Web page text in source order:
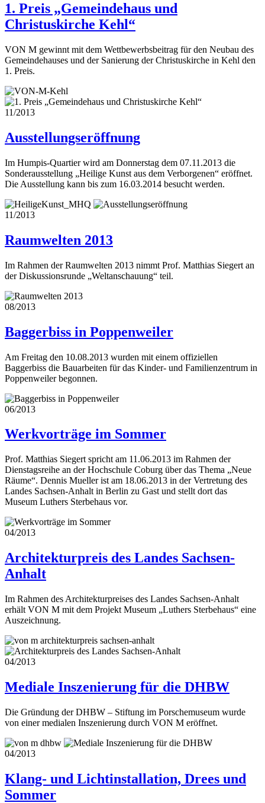
1. Preis „Gemeindehaus und
Christuskirche Kehl“
VON M gewinnt mit dem Wettbewerbsbeitrag für den Neubau des
Gemeindehauses und der Sanierung der Christuskirche in Kehl den
1. Preis.
11/2013
Ausstellungseröffnung
Im Humpis-Quartier wird am Donnerstag dem 07.11.2013 die
Sonderausstellung „Heilige Kunst aus dem Verborgenen“ eröffnet.
Die Ausstellung kann bis zum 16.03.2014 besucht werden.
11/2013
Raumwelten 2013
Im Rahmen der Raumwelten 2013 nimmt Prof. Matthias Siegert an
der Diskussionsrunde „Weltanschauung“ teil.
08/2013
Baggerbiss in Poppenweiler
Am Freitag den 10.08.2013 wurden mit einem offiziellen
Baggerbiss die Bauarbeiten für das Kinder- und Familienzentrum in
Poppenweiler begonnen.
06/2013
Werkvorträge im Sommer
Prof. Matthias Siegert spricht am 11.06.2013 im Rahmen der
Dienstagsreihe an der Hochschule Coburg über das Thema „Neue
Räume“. Dennis Mueller ist am 18.06.2013 in der Vertretung des
Landes Sachsen-Anhalt in Berlin zu Gast und stellt dort das
Museum Luthers Sterbehaus vor.
04/2013
Architekturpreis des Landes Sachsen-
Anhalt
Im Rahmen des Architekturpreises des Landes Sachsen-Anhalt
erhält VON M mit dem Projekt Museum „Luthers Sterbehaus“ eine
Auszeichnung.
04/2013
Mediale Inszenierung für die DHBW
Die Gründung der DHBW – Stiftung im Porschemuseum wurde
von einer medialen Inszenierung durch VON M eröffnet.
04/2013
Klang- und Lichtinstallation, Drees und
Sommer